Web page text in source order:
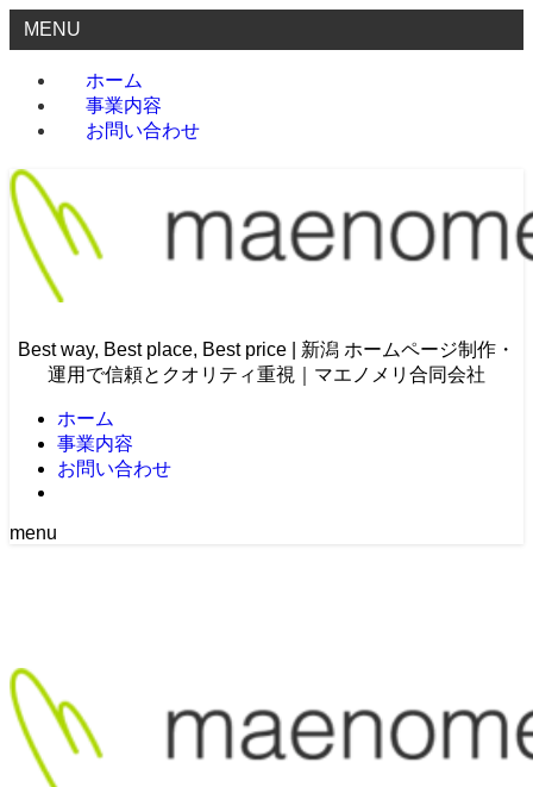
MENU
ホーム
事業内容
お問い合わせ
Best way, Best place, Best price | 新潟 ホームページ制作・
運用で信頼とクオリティ重視｜マエノメリ合同会社
ホーム
事業内容
お問い合わせ
menu